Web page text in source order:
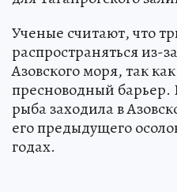
Ученые считают, что
распространяться из-
Азовского моря, так
пресноводный барьер.
рыба заходила в
его предыдущего
годах.